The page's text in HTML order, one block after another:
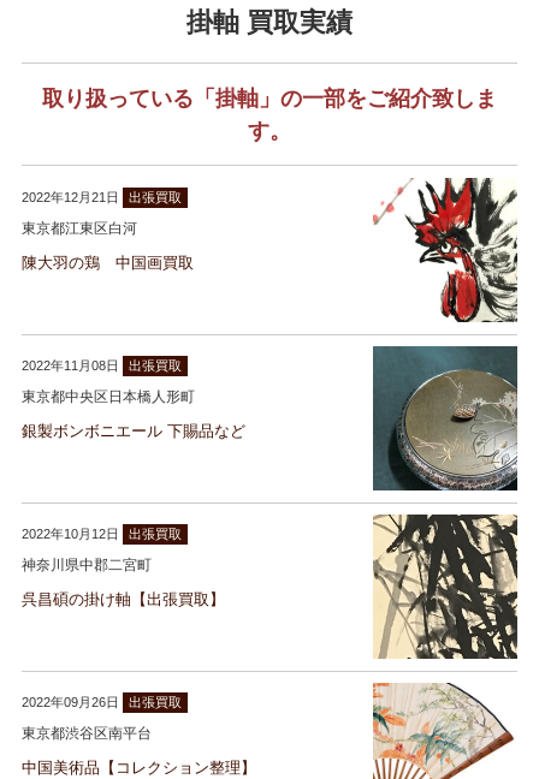
掛軸 買取実績
取り扱っている「掛軸」の一部をご紹介致しま
す。
2022年12月21日 出張買取
東京都江東区白河
陳大羽の鶏 中国画買取
2022年11月08日 出張買取
東京都中央区日本橋人形町
銀製ボンボニエール 下賜品など
2022年10月12日 出張買取
神奈川県中郡二宮町
呉昌碩の掛け軸【出張買取】
2022年09月26日 出張買取
東京都渋谷区南平台
中国美術品【コレクション整理】